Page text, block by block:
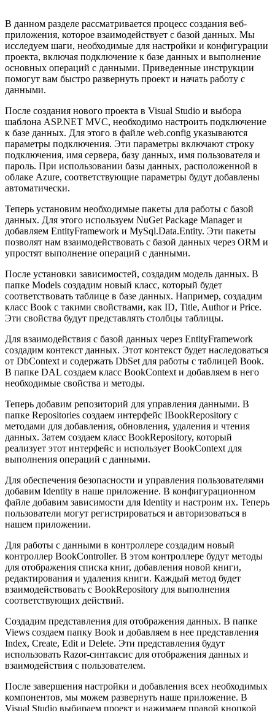
В данном разделе рассматривается процесс создания веб-
приложения, которое взаимодействует с базой данных. Мы
исследуем шаги, необходимые для настройки и конфигурации
проекта, включая подключение к базе данных и выполнение
основных операций с данными. Приведенные инструкции
помогут вам быстро развернуть проект и начать работу с
данными.
После создания нового проекта в Visual Studio и выбора
шаблона ASP.NET MVC, необходимо настроить подключение
к базе данных. Для этого в файле web.config указываются
параметры подключения. Эти параметры включают строку
подключения, имя сервера, базу данных, имя пользователя и
пароль. При использовании базы данных, расположенной в
облаке Azure, соответствующие параметры будут добавлены
автоматически.
Теперь установим необходимые пакеты для работы с базой
данных. Для этого используем NuGet Package Manager и
добавляем EntityFramework и MySql.Data.Entity. Эти пакеты
позволят нам взаимодействовать с базой данных через ORM и
упростят выполнение операций с данными.
После установки зависимостей, создадим модель данных. В
папке Models создадим новый класс, который будет
соответствовать таблице в базе данных. Например, создадим
класс Book с такими свойствами, как ID, Title, Author и Price.
Эти свойства будут представлять столбцы таблицы.
Для взаимодействия с базой данных через EntityFramework
создадим контекст данных. Этот контекст будет наследоваться
от DbContext и содержать DbSet для работы с таблицей Book.
В папке DAL создаем класс BookContext и добавляем в него
необходимые свойства и методы.
Теперь добавим репозиторий для управления данными. В
папке Repositories создаем интерфейс IBookRepository с
методами для добавления, обновления, удаления и чтения
данных. Затем создаем класс BookRepository, который
реализует этот интерфейс и использует BookContext для
выполнения операций с данными.
Для обеспечения безопасности и управления пользователями
добавим Identity в наше приложение. В конфигурационном
файле добавим зависимости для Identity и настроим их. Теперь
пользователи могут регистрироваться и авторизоваться в
нашем приложении.
Для работы с данными в контроллере создадим новый
контроллер BookController. В этом контроллере будут методы
для отображения списка книг, добавления новой книги,
редактирования и удаления книги. Каждый метод будет
взаимодействовать с BookRepository для выполнения
соответствующих действий.
Создадим представления для отображения данных. В папке
Views создаем папку Book и добавляем в нее представления
Index, Create, Edit и Delete. Эти представления будут
использовать Razor-синтаксис для отображения данных и
взаимодействия с пользователем.
После завершения настройки и добавления всех необходимых
компонентов, мы можем развернуть наше приложение. В
Visual Studio выбираем проект и нажимаем правой кнопкой